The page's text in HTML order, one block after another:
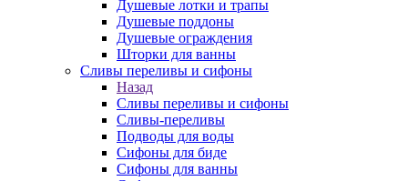
Душевые лотки и трапы
Душевые поддоны
Душевые ограждения
Шторки для ванны
Сливы переливы и сифоны
Назад
Сливы переливы и сифоны
Сливы-переливы
Подводы для воды
Сифоны для биде
Сифоны для ванны